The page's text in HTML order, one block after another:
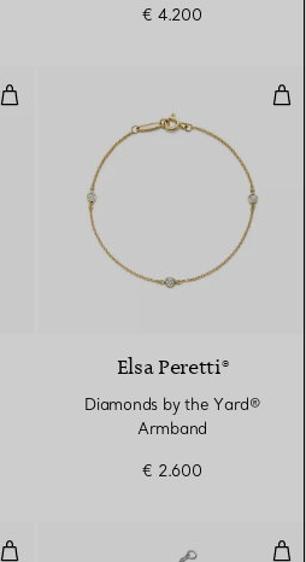
€ 4.200
Aegean Armband mit
Elsa Peretti®
Diamonds by the Yard®
Armband
€ 2.600
Armband mit mittelgroßen